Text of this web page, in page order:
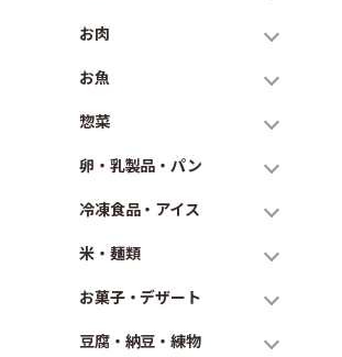
お肉
お魚
惣菜
卵・乳製品・パン
冷凍食品・アイス
米・麺類
お菓子・デザート
豆腐・納豆・練物